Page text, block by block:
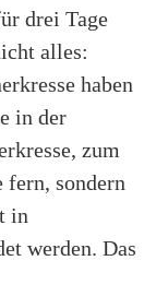
drei Tage
alles:
haben
in der
zum
sondern
in
werden. Das